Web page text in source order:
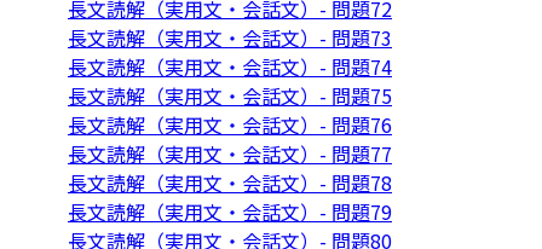
長文読解（実用文・会話文）- 問題72
長文読解（実用文・会話文）- 問題73
長文読解（実用文・会話文）- 問題74
長文読解（実用文・会話文）- 問題75
長文読解（実用文・会話文）- 問題76
長文読解（実用文・会話文）- 問題77
長文読解（実用文・会話文）- 問題78
長文読解（実用文・会話文）- 問題79
長文読解（実用文・会話文）- 問題80